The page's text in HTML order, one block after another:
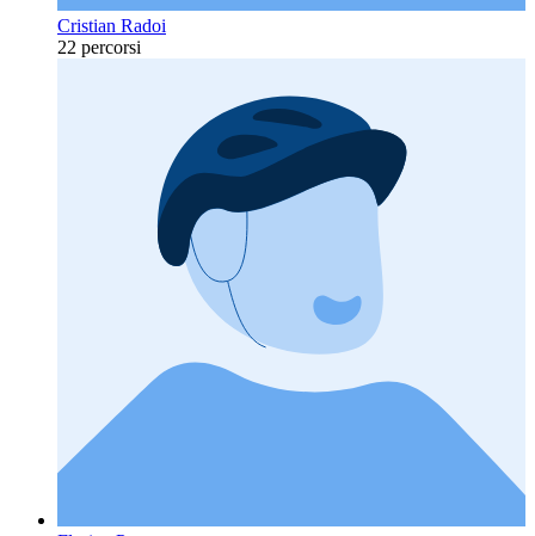
Cristian Radoi
22 percorsi